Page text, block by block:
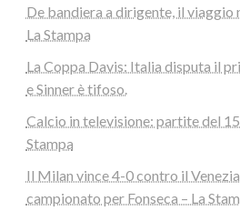
De bandiera a dirigente, il viaggio
La Stampa
La Coppa Davis: Italia disputa il
e Sinner è tifoso.
Calcio in televisione: partite del
Stampa
Il Milan vince 4-0 contro il
campionato per Fonseca – La